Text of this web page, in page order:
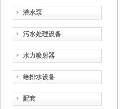
潜水泵
污水处理设备
水力喷射器
给排水设备
配套